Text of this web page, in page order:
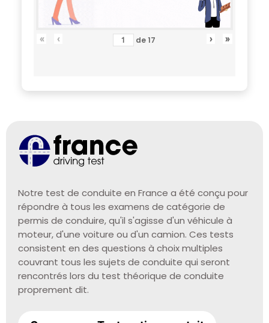
« ‹ de 17 › »
Notre test de conduite en France a été conçu pour
répondre à tous les examens de catégorie de
permis de conduire, qu'il s'agisse d'un véhicule à
moteur, d'une voiture ou d'un camion. Ces tests
consistent en des questions à choix multiples
couvrant tous les sujets de conduite qui seront
rencontrés lors du test théorique de conduite
proprement dit.